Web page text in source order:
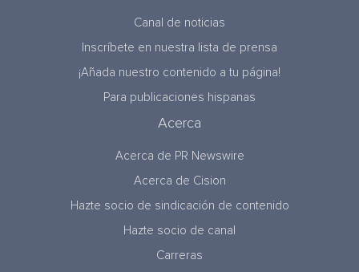
Canal de noticias
Inscríbete en nuestra lista de prensa
¡Añada nuestro contenido a tu página!
Para publicaciones hispanas
Acerca
Acerca de PR Newswire
Acerca de Cision
Hazte socio de sindicación de contenido
Hazte socio de canal
Carreras